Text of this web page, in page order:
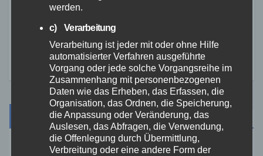
schnell gelöscht – Feuerwehr
warnt vor erhöhter Brandgefahr
7. AUG. 2026
werden.
c) Verarbeitung
Verarbeitung ist jeder mit oder ohne Hilfe
automatisierter Verfahren ausgeführte
Vorgang oder jede solche Vorgangsreihe im
Zusammenhang mit personenbezogenen
Daten wie das Erheben, das Erfassen, die
Organisation, das Ordnen, die Speicherung,
die Anpassung oder Veränderung, das
Auslesen, das Abfragen, die Verwendung,
die Offenlegung durch Übermittlung,
Verbreitung oder eine andere Form der